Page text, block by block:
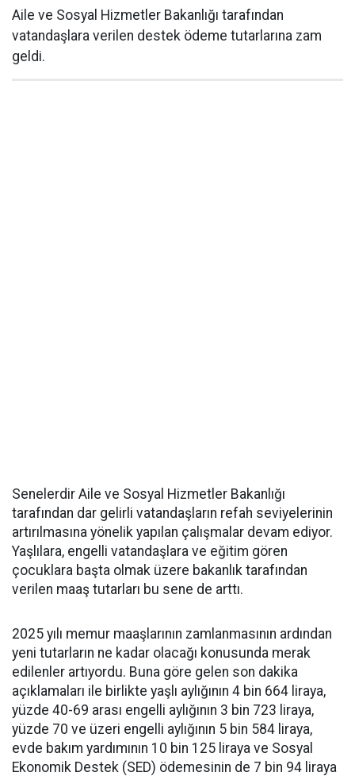
Aile ve Sosyal Hizmetler Bakanlığı tarafından
vatandaşlara verilen destek ödeme tutarlarına zam
geldi.
Senelerdir Aile ve Sosyal Hizmetler Bakanlığı
tarafından dar gelirli vatandaşların refah seviyelerinin
artırılmasına yönelik yapılan çalışmalar devam ediyor.
Yaşlılara, engelli vatandaşlara ve eğitim gören
çocuklara başta olmak üzere bakanlık tarafından
verilen maaş tutarları bu sene de arttı.
2025 yılı memur maaşlarının zamlanmasının ardından
yeni tutarların ne kadar olacağı konusunda merak
edilenler artıyordu. Buna göre gelen son dakika
açıklamaları ile birlikte yaşlı aylığının 4 bin 664 liraya,
yüzde 40-69 arası engelli aylığının 3 bin 723 liraya,
yüzde 70 ve üzeri engelli aylığının 5 bin 584 liraya,
evde bakım yardımının 10 bin 125 liraya ve Sosyal
Ekonomik Destek (SED) ödemesinin de 7 bin 94 liraya